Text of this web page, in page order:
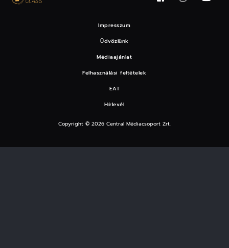
Impresszum
Üdvözlünk
Médiaajánlat
Felhasználási feltételek
EAT
Hírlevél
Copyright © 2026 Central Médiacsoport Zrt.